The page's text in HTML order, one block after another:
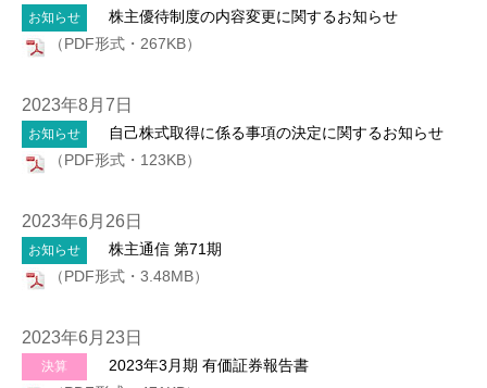
お知らせ
株主優待制度の内容変更に関するお知らせ
（PDF形式・267KB）
2023年8月7日
お知らせ
自己株式取得に係る事項の決定に関するお知らせ
（PDF形式・123KB）
2023年6月26日
お知らせ
株主通信 第71期
（PDF形式・3.48MB）
2023年6月23日
決算
2023年3月期 有価証券報告書